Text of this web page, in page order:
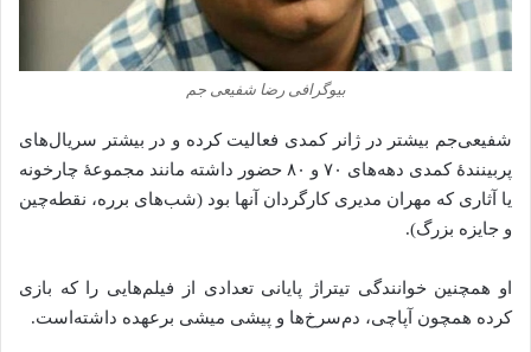
بیوگرافی رضا شفیعی جم
شفیعی‌جم بیشتر در ژانر کمدی فعالیت کرده و در بیشتر سریال‌های
پربینندهٔ کمدی دهه‌های ۷۰ و ۸۰ حضور داشته مانند مجموعهٔ چارخونه
یا آثاری که مهران مدیری کارگردان آنها بود (شب‌های برره، نقطه‌چین
و جایزه بزرگ).
او همچنین خوانندگی تیتراژ پایانی تعدادی از فیلم‌هایی را که بازی
کرده همچون آپاچی، دم‌سرخ‌ها و پیشی میشی برعهده داشته‌است.